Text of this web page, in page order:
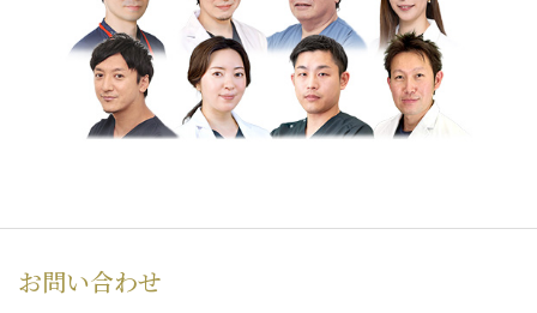
お問い合わせ